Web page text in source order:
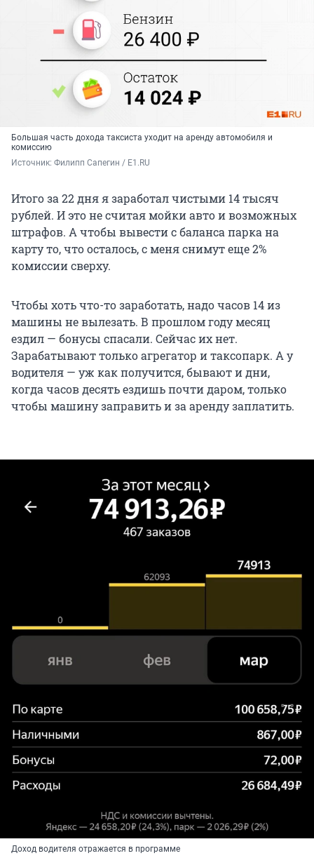
Большая часть дохода таксиста уходит на аренду автомобиля и
комиссию
Источник: Филипп Сапегин / E1.RU
Итого за 22 дня я заработал чистыми 14 тысяч
рублей. И это не считая мойки авто и возможных
штрафов. А чтобы вывести с баланса парка на
карту то, что осталось, с меня снимут еще 2%
комиссии сверху.
Чтобы хоть что-то заработать, надо часов 14 из
машины не вылезать. В прошлом году месяц
ездил — бонусы спасали. Сейчас их нет.
Зарабатывают только агрегатор и таксопарк. А у
водителя — уж как получится, бывают и дни,
когда часов десять ездишь почти даром, только
чтобы машину заправить и за аренду заплатить.
Доход водителя отражается в программе